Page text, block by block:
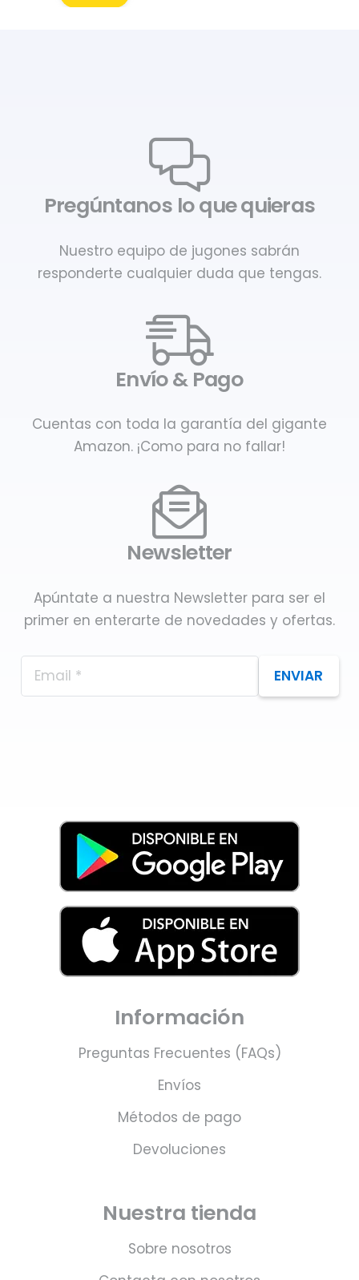
Pregúntanos lo que quieras
Nuestro equipo de jugones sabrán
responderte cualquier duda que tengas.
Envío & Pago
Cuentas con toda la garantía del gigante
Amazon. ¡Como para no fallar!
Newsletter
Apúntate a nuestra Newsletter para ser el
primer en enterarte de novedades y ofertas.
ENVIAR
Información
Preguntas Frecuentes (FAQs)
Envíos
Métodos de pago
Devoluciones
Nuestra tienda
Sobre nosotros